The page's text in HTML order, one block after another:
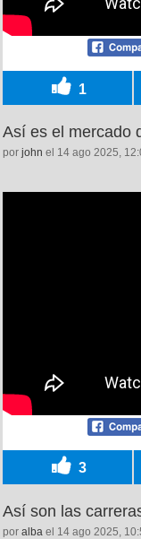
1
Así es el mercado
por john el 14 ago 2025,
3
Así son las
por alba el 14 ago 2025,